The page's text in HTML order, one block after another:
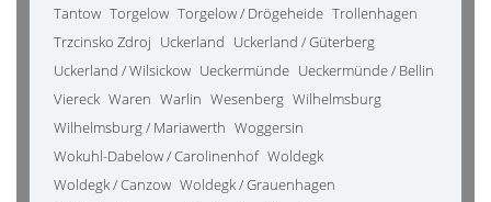
Tantow Torgelow Torgelow / Drögeheide Trollenhagen
Trzcinsko Zdroj Uckerland Uckerland / Güterberg
Uckerland / Wilsickow Ueckermünde Ueckermünde / Bellin
Viereck Waren Warlin Wesenberg Wilhelmsburg
Wilhelmsburg / Mariawerth Woggersin
Wokuhl-Dabelow / Carolinenhof Woldegk
Woldegk / Canzow Woldegk / Grauenhagen